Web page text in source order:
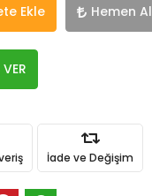
Ekle Hemen Al
İade ve Değişim